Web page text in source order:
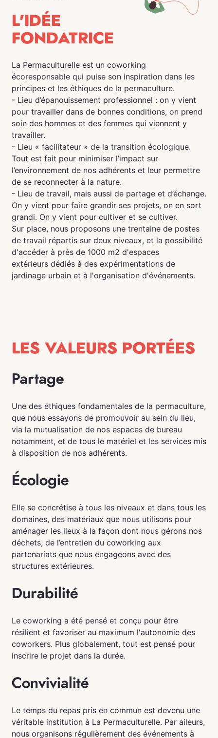
L'IDÉE
FONDATRICE
La Permaculturelle est un coworking
écoresponsable qui puise son inspiration dans les
principes et les éthiques de la permaculture.
- Lieu d’épanouissement professionnel : on y vient
pour travailler dans de bonnes conditions, on prend
soin des hommes et des femmes qui viennent y
travailler.
- Lieu « facilitateur » de la transition écologique.
Tout est fait pour minimiser l’impact sur
l’environnement de nos adhérents et leur permettre
de se reconnecter à la nature.
- Lieu de travail, mais aussi de partage et d’échange.
On y vient pour faire grandir ses projets, on en sort
grandi. On y vient pour cultiver et se cultiver.
Sur place, nous proposons une trentaine de postes
de travail répartis sur deux niveaux, et la possibilité
d'accéder à près de 1000 m2 d'espaces
extérieurs dédiés à des expérimentations de
jardinage urbain et à l'organisation d'événements.
LES VALEURS PORTÉES
Partage
Une des éthiques fondamentales de la permaculture,
que nous essayons de promouvoir au sein du lieu,
via la mutualisation de nos espaces de bureau
notamment, et de tous le matériel et les services mis
à disposition de nos adhérents.
Écologie
Elle se concrétise à tous les niveaux et dans tous les
domaines, des matériaux que nous utilisons pour
aménager les lieux à la façon dont nous gérons nos
déchets, de l’entretien du coworking aux
partenariats que nous engageons avec des
structures extérieures.
Durabilité
Le coworking a été pensé et conçu pour être
résilient et favoriser au maximum l'autonomie des
coworkers. Plus globalement, tout est pensé pour
inscrire le projet dans la durée.
Convivialité
Le temps du repas pris en commun est devenu une
véritable institution à La Permaculturelle. Par aileurs,
nous organisons régulièrement des événements à